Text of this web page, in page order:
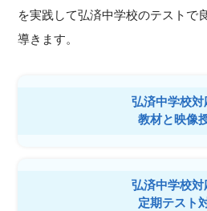
を実践して弘済中学校のテストで
導きます。
弘済中学校対
教材と映像
弘済中学校対
定期テスト